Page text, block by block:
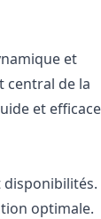
et
central de la
et
disponibilités.
optimale.